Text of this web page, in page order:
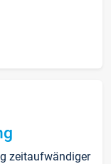
zeitaufwändiger